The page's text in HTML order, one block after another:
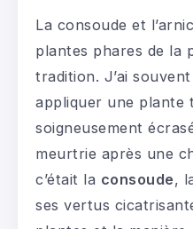
La consoude et
plantes phares de la
tradition. J’ai
appliquer une plante
soigneusement
meurtrie après une
c’était la consoude,
ses vertus